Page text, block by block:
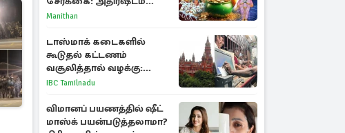
பெறும் 3 ராசிகள்!
Manithan
டாஸ்மாக் கடைகளில்
கூடுதல் கட்டணம்
வசூலித்தால் வழக்கு:
சென்னை உயர்நீதிமன்றம்
IBC Tamilnadu
விமானப் பயணத்தில் ஷீட்
மாஸ்க் பயன்படுத்தலாமா?